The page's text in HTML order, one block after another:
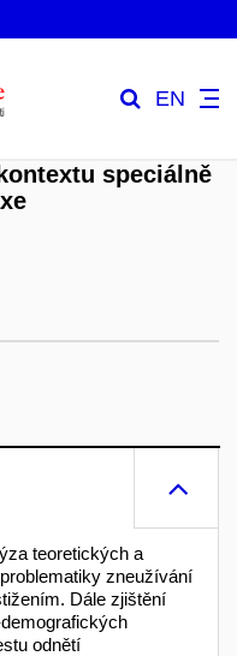
EN
speciálně
teoretických a
zneužívání
Dále zjištění
odnětí